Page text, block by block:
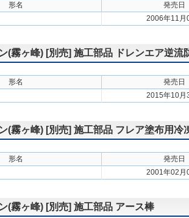
形名
発売日
2006年11月
(霧ヶ峰) [別売] 施工部品 ドレンエア逆流
形名
発売日
2015年10月
(霧ヶ峰) [別売] 施工部品 フレア塗布用冷
形名
発売日
2001年02月
(霧ヶ峰) [別売] 施工部品 アース棒